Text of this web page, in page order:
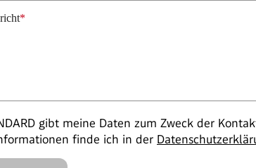
*
gibt meine Daten zum Zweck der
finde ich in der